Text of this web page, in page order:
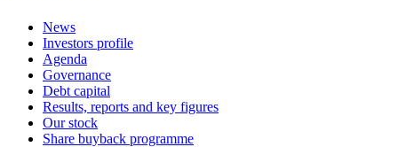
News
Investors profile
Agenda
Governance
Debt capital
Results, reports and key figures
Our stock
Share buyback programme